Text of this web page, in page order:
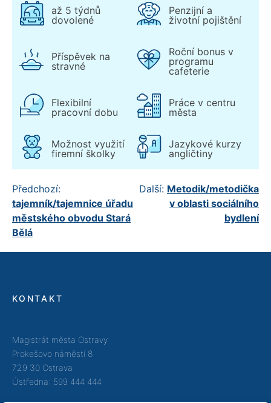
až 5 týdnů
dovolené
Penzijní a
životní pojištění
Příspěvek na
stravné
Roční bonus v
programu
cafeterie
Flexibilní
pracovní dobu
Práce v centru
města
Možnost využití
firemní školky
Jazykové kurzy
angličtiny
Navigace
pro
příspěvek
Předchozí:
tajemník/tajemnice úřadu
městského obvodu Stará
Bělá
Další: Metodik/metodička
v oblasti sociálního
bydlení
KONTAKT
Magistrát města Ostravy
Prokešovo náměstí 8
729 30 Ostrava
Ústředna: 599 444 444